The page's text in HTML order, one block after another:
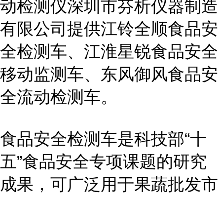
动检测仪深圳市芬析仪器制造
有限公司提供江铃全顺食品安
全检测车、江淮星锐食品安全
移动监测车、东风御风食品安
全流动检测车。
食品安全检测车是科技部“十
五”食品安全专项课题的研究
成果，可广泛用于果蔬批发市